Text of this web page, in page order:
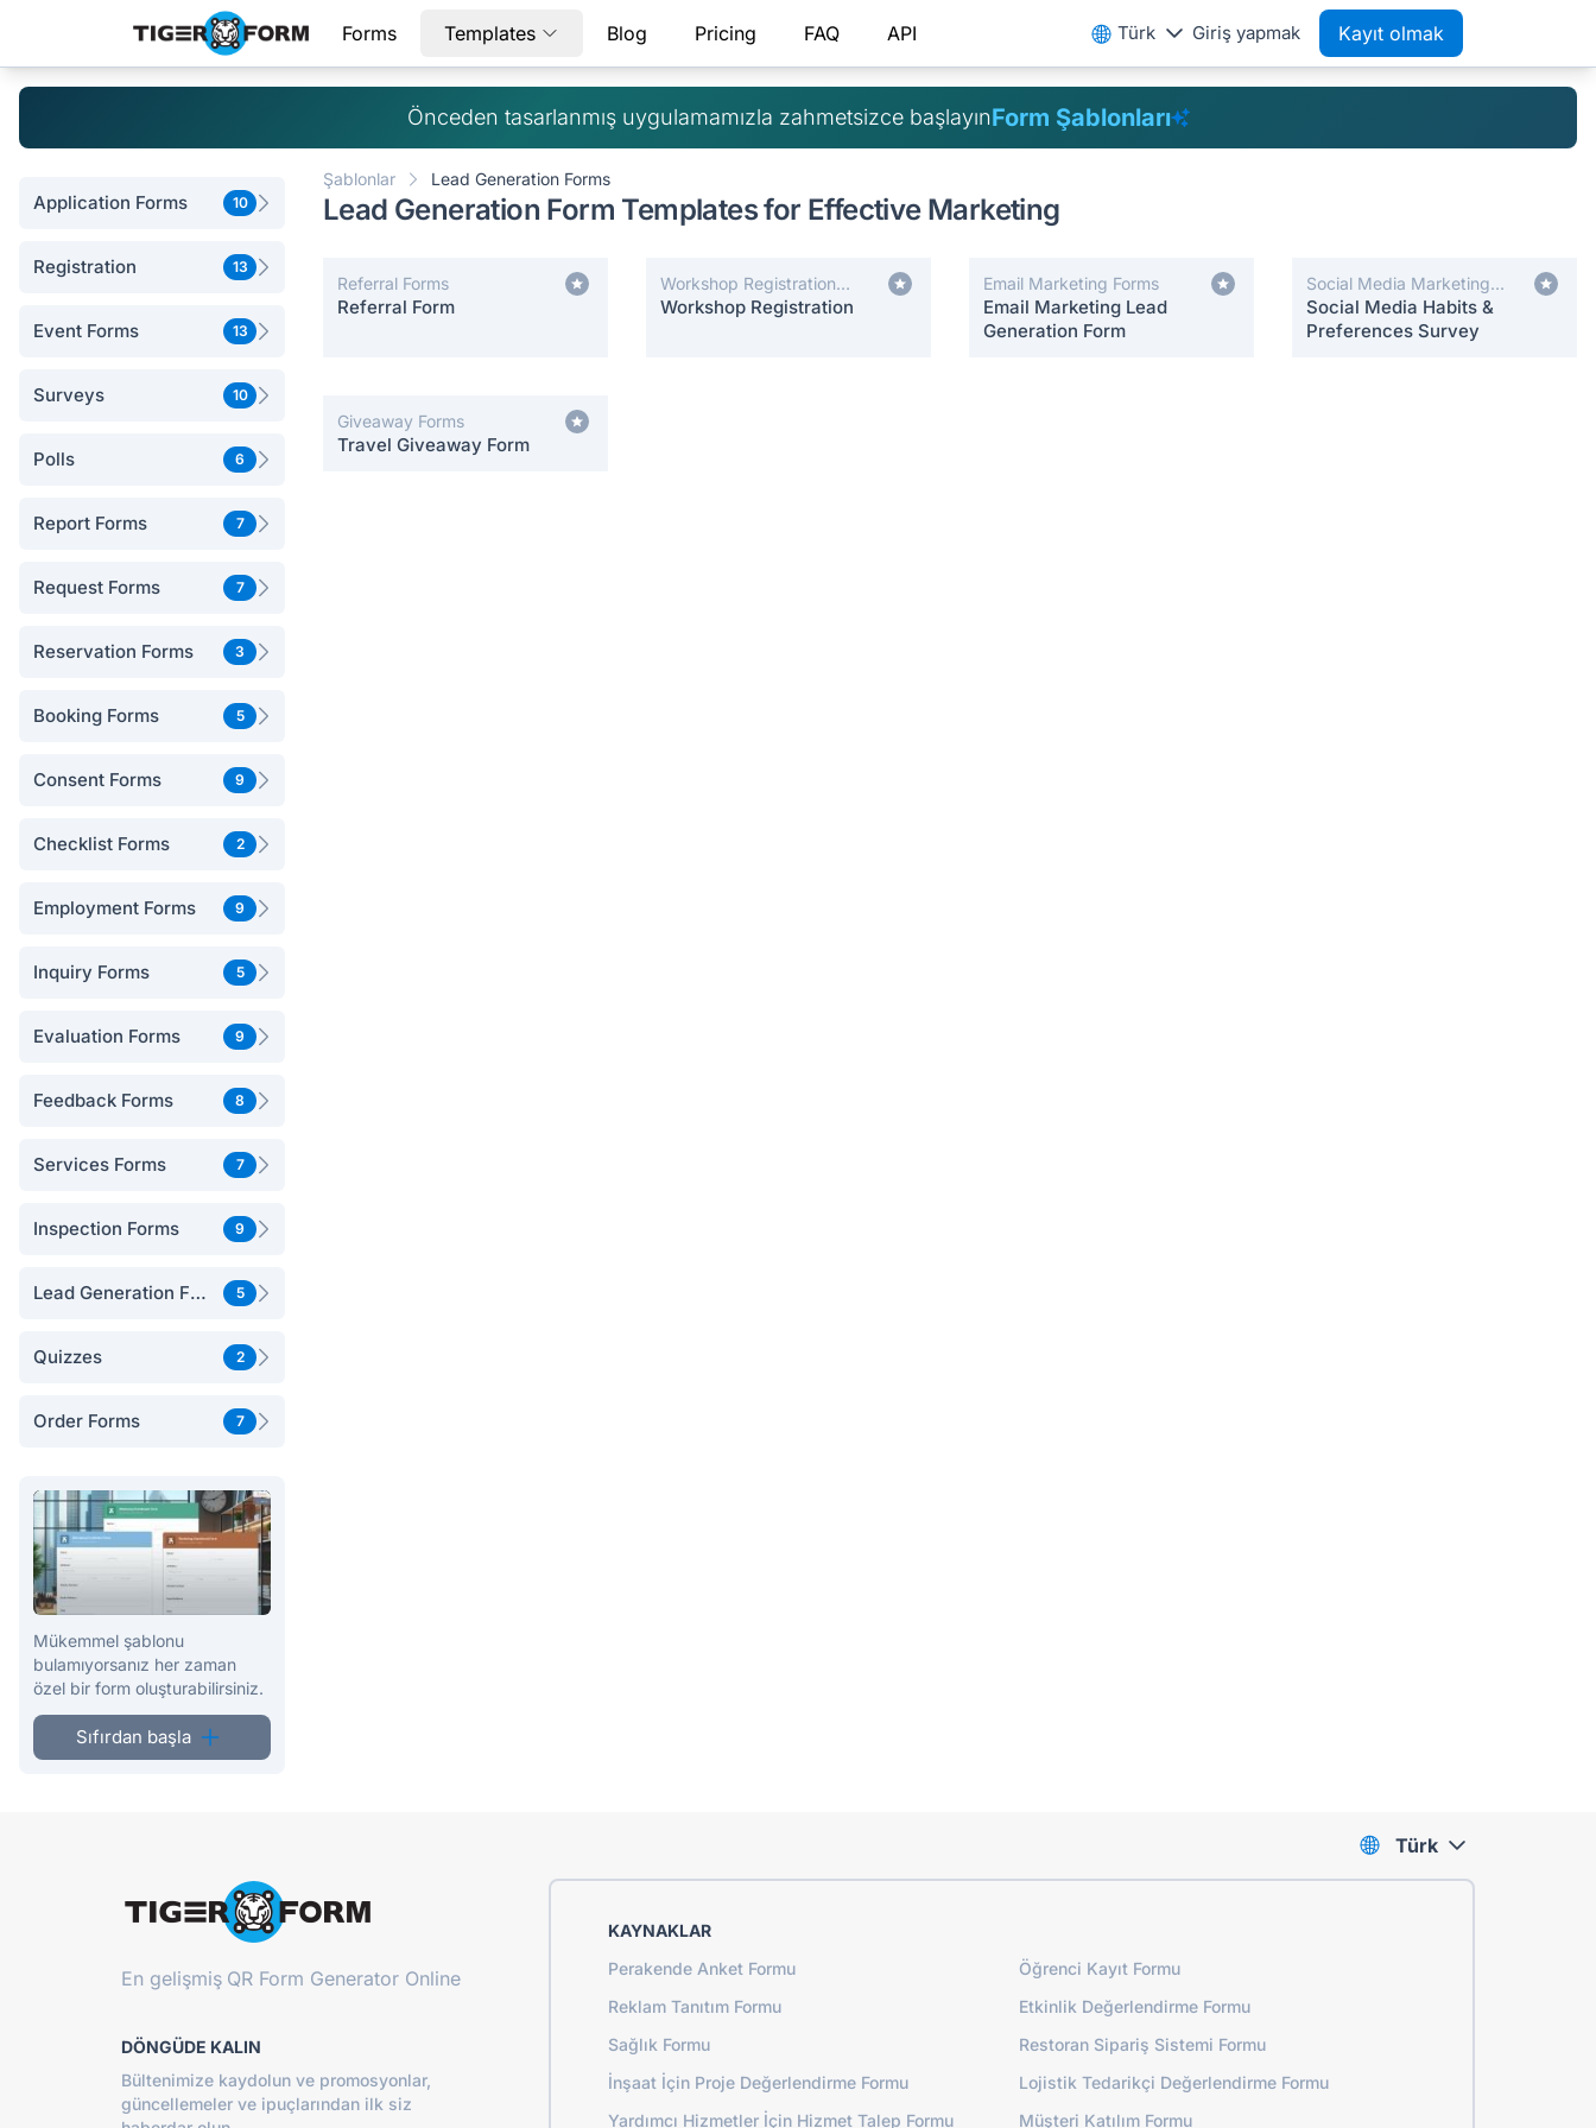
Forms Templates Blog Pricing FAQ API Türk Giriş yapmak Kayıt olmak
Önceden tasarlanmış uygulamamızla zahmetsizce başlayınForm Şablonları
Application Forms 10
Registration 13
Event Forms 13
Surveys 10
Polls 6
Report Forms 7
Request Forms 7
Reservation Forms 3
Booking Forms 5
Consent Forms 9
Checklist Forms 2
Employment Forms 9
Inquiry Forms 5
Evaluation Forms 9
Feedback Forms 8
Services Forms 7
Inspection Forms 9
Lead Generation Forms 5
Quizzes 2
Order Forms 7
Mükemmel şablonu
bulamıyorsanız her zaman
özel bir form oluşturabilirsiniz.
Sıfırdan başla
Şablonlar Lead Generation Forms
Lead Generation Form Templates for Effective Marketing
Referral Forms
Referral Form
Workshop Registration
Forms
Workshop Registration
Email Marketing Forms
Email Marketing Lead
Generation Form
Social Media Marketing
Forms
Social Media Habits &
Preferences Survey
Giveaway Forms
Travel Giveaway Form
En gelişmiş QR Form Generator Online
DÖNGÜDE KALIN
Bültenimize kaydolun ve promosyonlar,
güncellemeler ve ipuçlarından ilk siz
KAYNAKLAR
Perakende Anket Formu
Öğrenci Kayıt Formu
Reklam Tanıtım Formu
Etkinlik Değerlendirme Formu
Sağlık Formu
Restoran Sipariş Sistemi Formu
İnşaat İçin Proje Değerlendirme Formu
Lojistik Tedarikçi Değerlendirme Formu
Yardımcı Hizmetler İçin Hizmet Talep Formu
Müşteri Katılım Formu
Türk